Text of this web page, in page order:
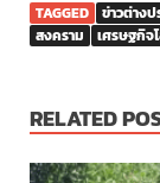
TAGGED ข่าวต่างป
สงคราม
เศรษฐกิจ
RELATED